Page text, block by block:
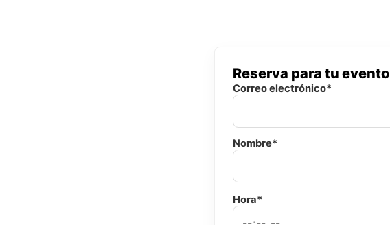
Reserva para tu evento
Correo electrónico*
Nombre*
Hora*